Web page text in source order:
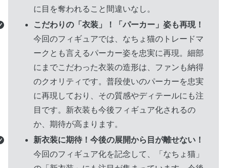
に目を奪われること間違いなし。
こだわりの「衣装」！「パーカー」姿も再現！
今回のフィギュアでは、なちょ猫のトレードマ
ークとも言えるパーカー姿を忠実に再現。細部
にまでこだわった衣装の造形は、ファンも納得
のクオリティです。普段使いのパーカーを忠実
に再現しており、その質感やディテールにも注
目です。新衣装も今後フィギュア化されるの
か、期待が高まります。
新衣装に期待！今後の展開から目が離せない！
今回のフィギュア化を記念して、「なちょ猫」